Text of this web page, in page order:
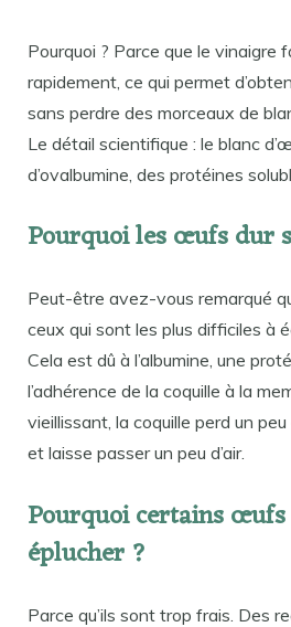
Pourquoi ? Parce que le vinaigre
rapidement, ce qui permet
sans perdre des morceaux de
Le détail scientifique : le blanc
d’ovalbumine, des protéines
Pourquoi les œufs dur
Peut-être avez-vous remarqué
ceux qui sont les plus difficiles à
Cela est dû à l’albumine, une
l’adhérence de la coquille à la
vieillissant, la coquille perd un
et laisse passer un peu d’air.
Pourquoi certains
éplucher ?
Parce qu’ils sont trop frais. Des